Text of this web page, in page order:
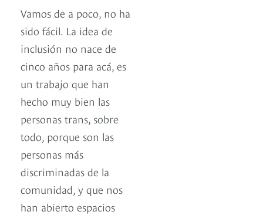
Vamos de a poco, no ha
sido fácil. La idea de
inclusión no nace de
cinco años para acá, es
un trabajo que han
hecho muy bien las
personas trans, sobre
todo, porque son las
personas más
discriminadas de la
comunidad, y que nos
han abierto espacios